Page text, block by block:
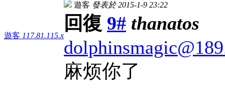
遊客 117.81.115.x
遊客 發表於 2015-1-9 23:22
回復 9# thanatos
麻烦你了